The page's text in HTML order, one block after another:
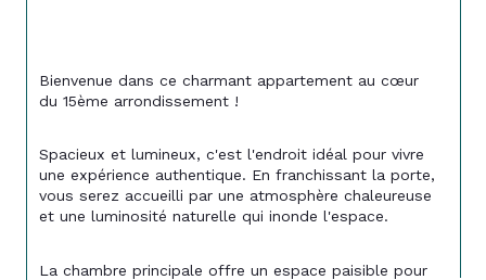
Bienvenue dans ce charmant appartement au cœur
du 15ème arrondissement !
Spacieux et lumineux, c'est l'endroit idéal pour vivre
une expérience authentique. En franchissant la porte,
vous serez accueilli par une atmosphère chaleureuse
et une luminosité naturelle qui inonde l'espace.
La chambre principale offre un espace paisible pour